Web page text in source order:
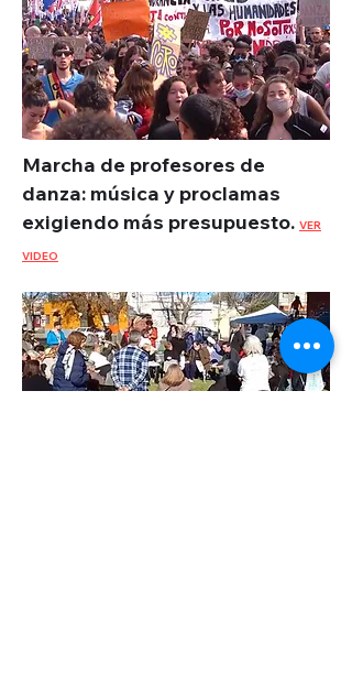
Marcha de profesores de
danza: música y proclamas
exigiendo más presupuesto. VER
VIDEO